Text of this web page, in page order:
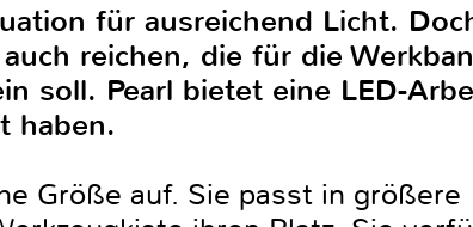
für ausreichend Licht.
reichen, die für die
soll. Pearl bietet eine LED-
haben.
Größe auf. Sie passt in größere